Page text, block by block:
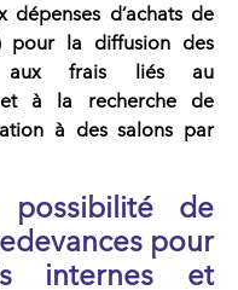
dépenses d’achats de
pour la diffusion des
aux frais liés au
et à la recherche de
à des salons par
de
pour
internes et